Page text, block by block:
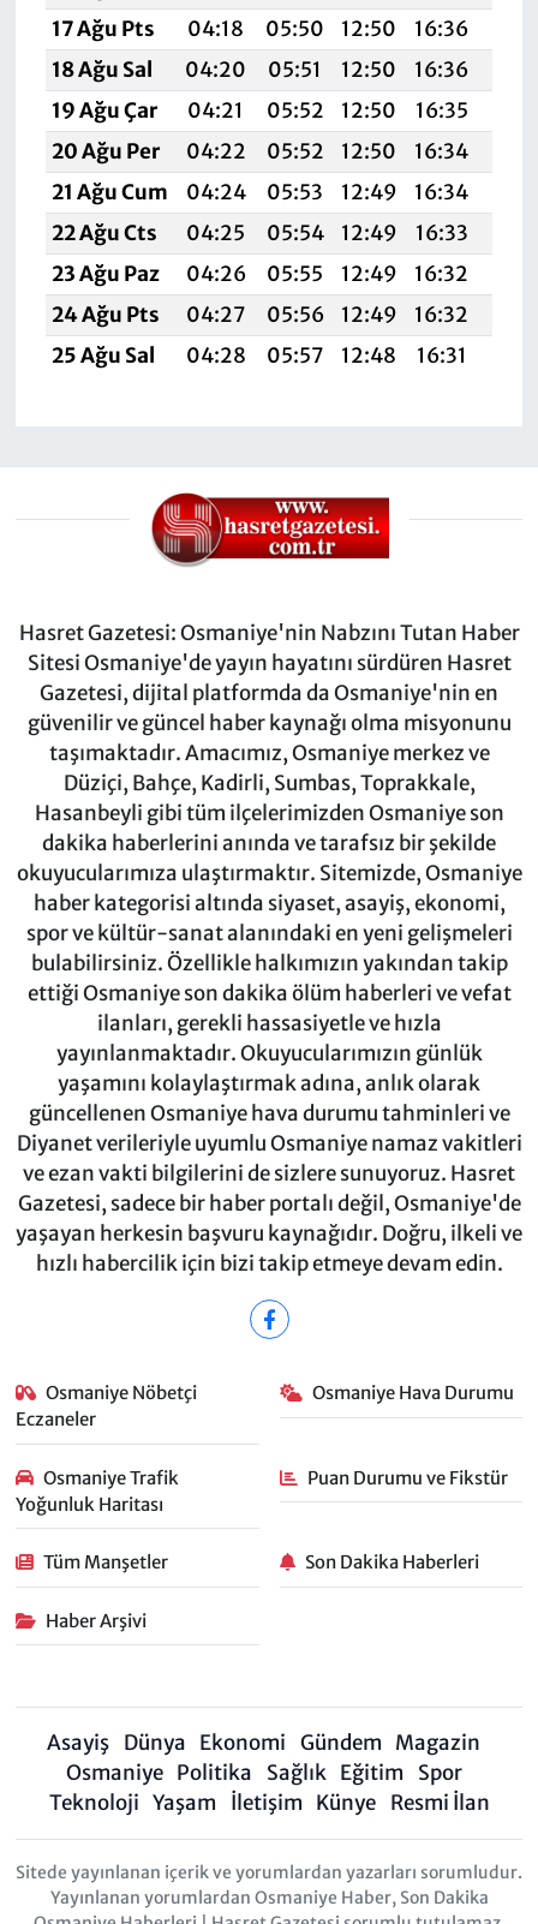
17 Ağu Pts
04:18 05:50 12:50 16:36
18 Ağu Sal
04:20 05:51 12:50 16:36
19 Ağu Çar
04:21 05:52 12:50 16:35
20 Ağu Per
04:22 05:52 12:50 16:34
21 Ağu Cum
04:24 05:53 12:49 16:34
22 Ağu Cts
04:25 05:54 12:49 16:33
23 Ağu Paz
04:26 05:55 12:49 16:32
24 Ağu Pts
04:27 05:56 12:49 16:32
25 Ağu Sal
04:28 05:57 12:48 16:31
Hasret Gazetesi: Osmaniye'nin Nabzını Tutan Haber
Sitesi Osmaniye'de yayın hayatını sürdüren Hasret
Gazetesi, dijital platformda da Osmaniye'nin en
güvenilir ve güncel haber kaynağı olma misyonunu
taşımaktadır. Amacımız, Osmaniye merkez ve
Düziçi, Bahçe, Kadirli, Sumbas, Toprakkale,
Hasanbeyli gibi tüm ilçelerimizden Osmaniye son
dakika haberlerini anında ve tarafsız bir şekilde
okuyucularımıza ulaştırmaktır. Sitemizde, Osmaniye
haber kategorisi altında siyaset, asayiş, ekonomi,
spor ve kültür-sanat alanındaki en yeni gelişmeleri
bulabilirsiniz. Özellikle halkımızın yakından takip
ettiği Osmaniye son dakika ölüm haberleri ve vefat
ilanları, gerekli hassasiyetle ve hızla
yayınlanmaktadır. Okuyucularımızın günlük
yaşamını kolaylaştırmak adına, anlık olarak
güncellenen Osmaniye hava durumu tahminleri ve
Diyanet verileriyle uyumlu Osmaniye namaz vakitleri
ve ezan vakti bilgilerini de sizlere sunuyoruz. Hasret
Gazetesi, sadece bir haber portalı değil, Osmaniye'de
yaşayan herkesin başvuru kaynağıdır. Doğru, ilkeli ve
hızlı habercilik için bizi takip etmeye devam edin.
Osmaniye Nöbetçi
Eczaneler
Osmaniye Hava Durumu
Osmaniye Trafik
Yoğunluk Haritası
Puan Durumu ve Fikstür
Tüm Manşetler Son Dakika Haberleri
Haber Arşivi
Asayiş Dünya Ekonomi Gündem Magazin
Osmaniye Politika Sağlık Eğitim
Spor
Teknoloji Yaşam İletişim Künye Resmi İlan
Sitede yayınlanan içerik ve yorumlardan yazarları sorumludur.
Yayınlanan yorumlardan Osmaniye Haber, Son Dakika